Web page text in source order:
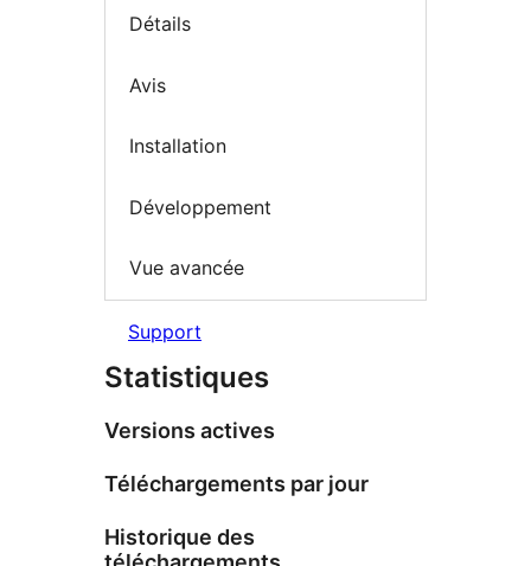
Détails
Avis
Installation
Développement
Vue avancée
Support
Statistiques
Versions actives
Téléchargements par jour
Historique des